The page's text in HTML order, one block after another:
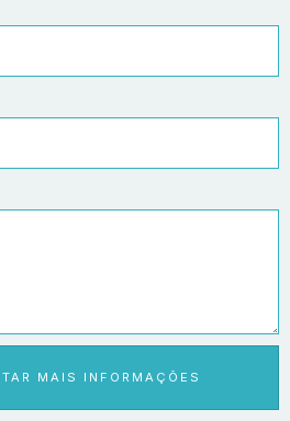
MAIS INFORMAÇÕES